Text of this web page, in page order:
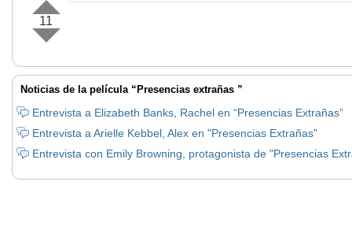
11
Noticias de la película “Presencias extrañas ”
Entrevista a Elizabeth Banks, Rachel en “Presencias Extrañas”
Entrevista a Arielle Kebbel, Alex en "Presencias Extrañas"
Entrevista con Emily Browning, protagonista de "Presencias